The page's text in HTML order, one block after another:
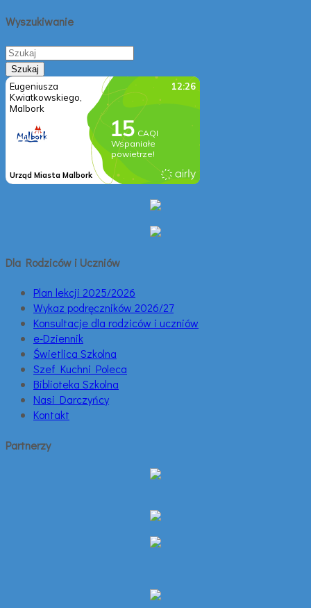
Wyszukiwanie
Dla Rodziców i Uczniów
Plan lekcji 2025/2026
Wykaz podręczników 2026/27
Konsultacje dla rodziców i uczniów
e-Dziennik
Świetlica Szkolna
Szef Kuchni Poleca
Biblioteka Szkolna
Nasi Darczyńcy
Kontakt
Partnerzy